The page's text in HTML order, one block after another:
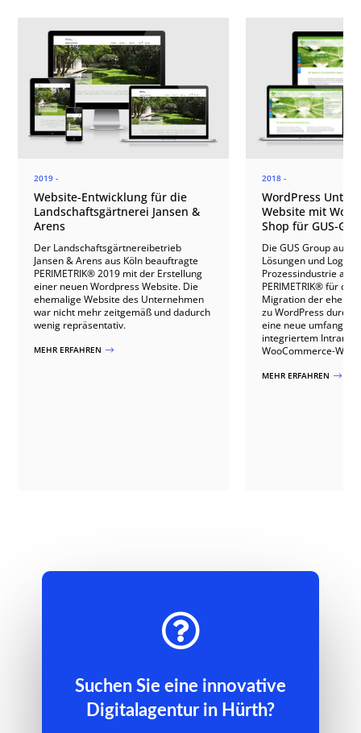
2019 -
Website-Entwicklung für die
Landschaftsgärtnerei Jansen &
Arens
Der Landschaftsgärtnereibetrieb
Jansen & Arens aus Köln beauftragte
PERIMETRIK® 2019 mit der Erstellung
einer neuen Wordpress Website. Die
ehemalige Website des Unternehmen
war nicht mehr zeitgemäß und dadurch
wenig repräsentativ.
MEHR ERFAHREN $
2018 -
WordPress
Website mit
Shop für GUS-
Die GUS Group aus
Lösungen und
Prozessindustrie an.
PERIMETRIK® für
Migration der
zu WordPress durch
eine neue
integriertem Intranet
WooCommerce-
MEHR ERFAHREN $

Suchen Sie eine innovative
Digitalagentur in Hürth?